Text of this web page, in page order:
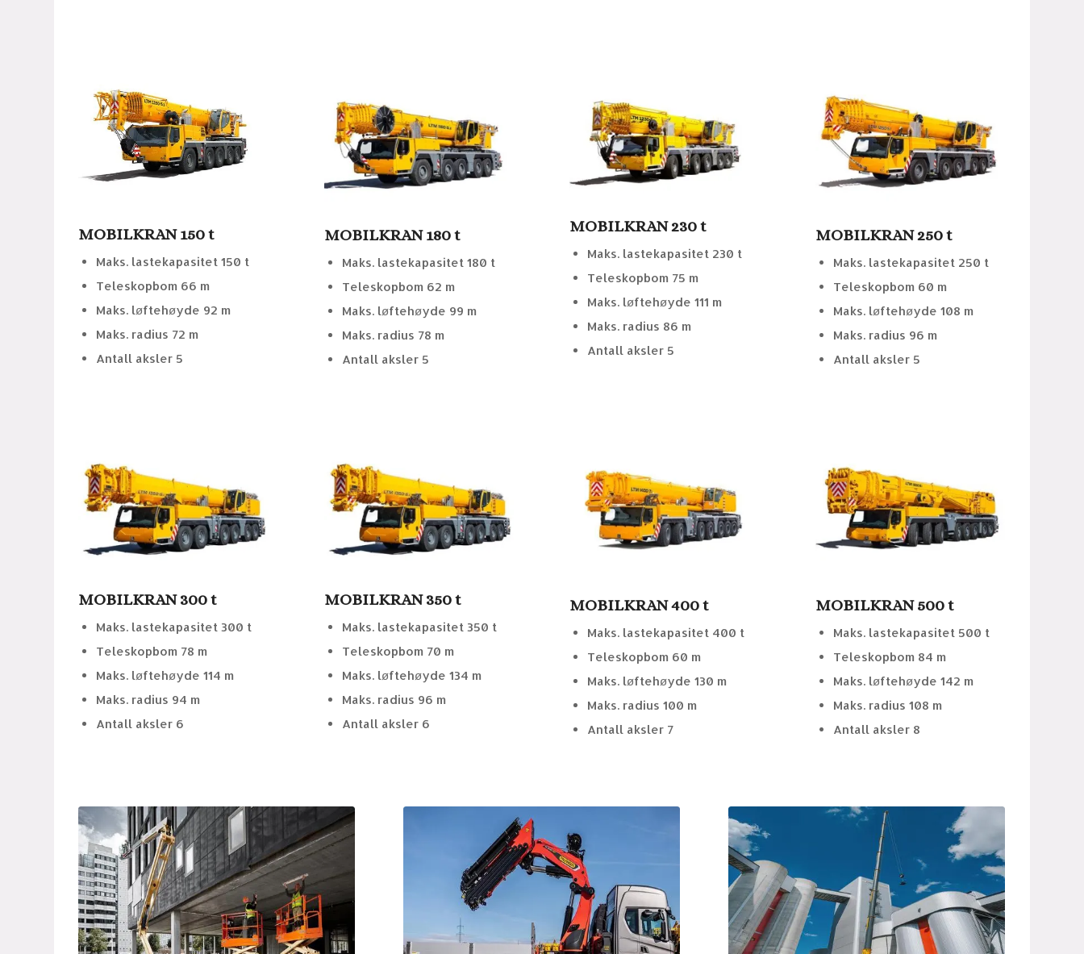
MOBILKRAN 150 t
Maks. lastekapasitet 150 t
Teleskopbom 66 m
Maks. løftehøyde 92 m
Maks. radius 72 m
Antall aksler 5
MOBILKRAN 180 t
Maks. lastekapasitet 180 t
Teleskopbom 62 m
Maks. løftehøyde 99 m
Maks. radius 78 m
Antall aksler 5
MOBILKRAN 230 t
Maks. lastekapasitet 230 t
Teleskopbom 75 m
Maks. løftehøyde 111 m
Maks. radius 86 m
Antall aksler 5
MOBILKRAN 250 t
Maks. lastekapasitet 250 t
Teleskopbom 60 m
Maks. løftehøyde 108 m
Maks. radius 96 m
Antall aksler 5
MOBILKRAN 300 t
Maks. lastekapasitet 300 t
Teleskopbom 78 m
Maks. løftehøyde 114 m
Maks. radius 94 m
Antall aksler 6
MOBILKRAN 350 t
Maks. lastekapasitet 350 t
Teleskopbom 70 m
Maks. løftehøyde 134 m
Maks. radius 96 m
Antall aksler 6
MOBILKRAN 400 t
Maks. lastekapasitet 400 t
Teleskopbom 60 m
Maks. løftehøyde 130 m
Maks. radius 100 m
Antall aksler 7
MOBILKRAN 500 t
Maks. lastekapasitet 500 t
Teleskopbom 84 m
Maks. løftehøyde 142 m
Maks. radius 108 m
Antall aksler 8